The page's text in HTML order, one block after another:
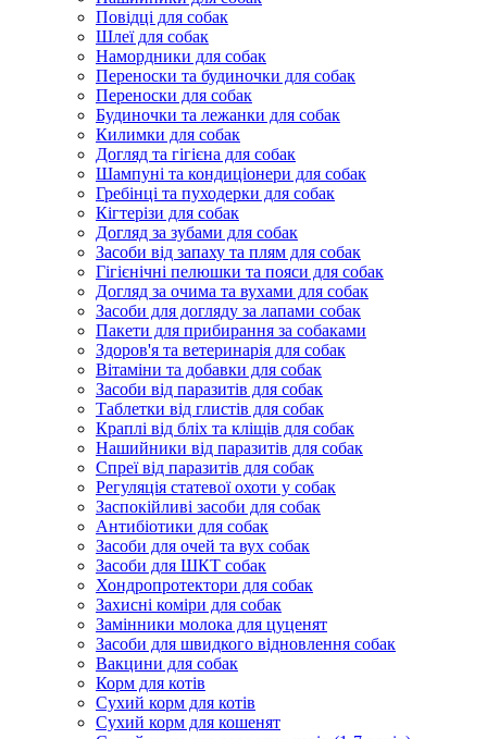
Повідці для собак
Шлеї для собак
Намордники для собак
Переноски та будиночки для собак
Переноски для собак
Будиночки та лежанки для собак
Килимки для собак
Догляд та гігієна для собак
Шампуні та кондиціонери для собак
Гребінці та пуходерки для собак
Кігтерізи для собак
Догляд за зубами для собак
Засоби від запаху та плям для собак
Гігієнічні пелюшки та пояси для собак
Догляд за очима та вухами для собак
Засоби для догляду за лапами собак
Пакети для прибирання за собаками
Здоров'я та ветеринарія для собак
Вітаміни та добавки для собак
Засоби від паразитів для собак
Таблетки від глистів для собак
Краплі від бліх та кліщів для собак
Нашийники від паразитів для собак
Спреї від паразитів для собак
Регуляція статевої охоти у собак
Заспокійливі засоби для собак
Антибіотики для собак
Засоби для очей та вух собак
Засоби для ШКТ собак
Хондропротектори для собак
Захисні коміри для собак
Замінники молока для цуценят
Засоби для швидкого відновлення собак
Вакцини для собак
Корм для котів
Сухий корм для котів
Сухий корм для кошенят